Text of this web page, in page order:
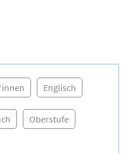
Englisch
Oberstufe